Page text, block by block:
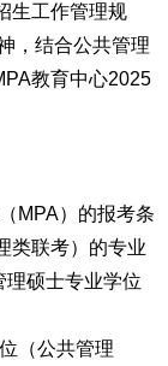
生工作管理规
，结合公共管理
教育中心2025
MPA）的报考条
类联考）的专业
理硕士专业学位
（公共管理